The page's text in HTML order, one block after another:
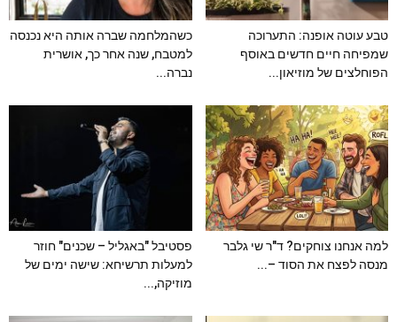
טבע עוטה אופנה: התערוכה
שמפיחה חיים חדשים באוסף
הפוחלצים של מוזיאון...
כשהמלחמה שברה אותה היא נכנסה
למטבח, שנה אחר כך, אושרית
נברה...
למה אנחנו צוחקים? ד"ר שי גלבר
מנסה לפצח את הסוד –...
פסטיבל "באגליל – שכנים" חוזר
למעלות תרשיחא: שישה ימים של
מוזיקה,...